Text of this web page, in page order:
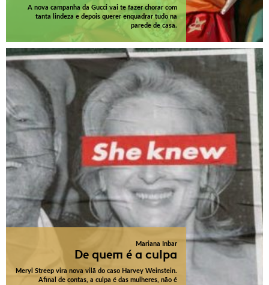
A nova campanha da Gucci vai te fazer chorar com
tanta lindeza e depois querer enquadrar tudo na
parede de casa.
Mariana Inbar
De quem é a culpa
Meryl Streep vira nova vilã do caso Harvey Weinstein.
Afinal de contas, a culpa é das mulheres, não é